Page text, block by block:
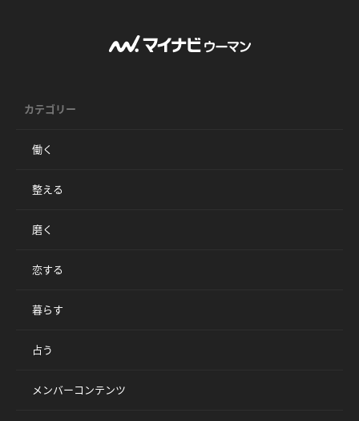
カテゴリー
働く
整える
磨く
恋する
暮らす
占う
メンバーコンテンツ